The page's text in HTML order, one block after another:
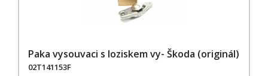
Paka vysouvaci s loziskem vy- Škoda (originál)
02T141153F